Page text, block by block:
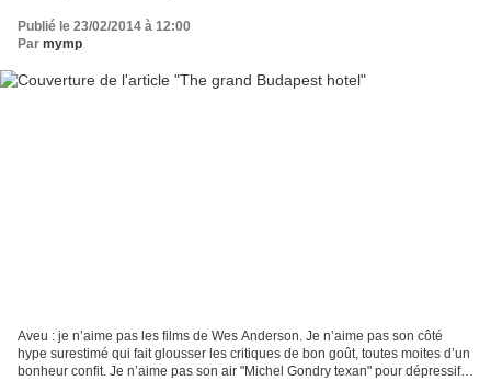
Publié le 23/02/2014 à 12:00
Par mymp
Aveu : je n’aime pas les films de Wes Anderson. Je n’aime pas son côté
hype surestimé qui fait glousser les critiques de bon goût, toutes moites d’un
bonheur confit. Je n’aime pas son air "Michel Gondry texan" pour dépressifs